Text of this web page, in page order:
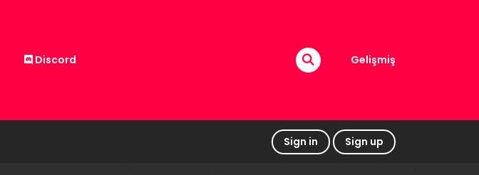
Discord Gelişmiş
Sign in Sign up